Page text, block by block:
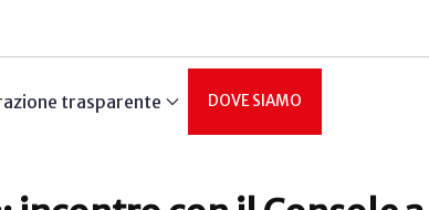
trasparente DOVE SIAMO